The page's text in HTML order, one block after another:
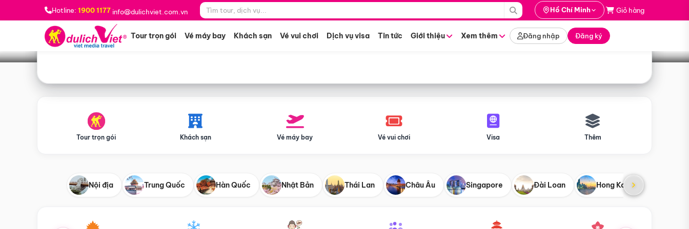
Hotline: 1900 1177 info@dulichviet.com.vn Hồ Chí Minh Giỏ hàng
Tour trọn gói Vé máy bay Khách sạn Vé vui chơi Dịch vụ visa Tin tức Giới thiệu Xem thêm Đăng nhập Đăng ký
Bạn muốn đi đâu? *
Tìm tour
Tour trọn gói Khách sạn Vé máy bay Vé vui chơi Visa Thêm
Nội địa Trung Quốc Hàn Quốc Nhật Bản Thái Lan Châu Âu Singapore Đài Loan Hong Kong